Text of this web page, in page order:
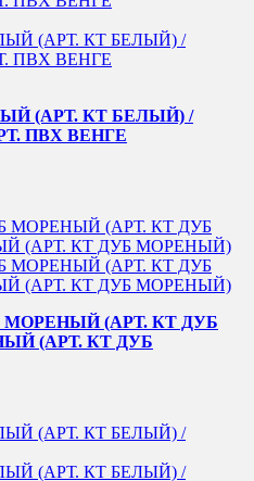
(АРТ. КТ БЕЛЫЙ) /
ПВХ ВЕНГЕ
МОРЕНЫЙ (АРТ. КТ ДУБ
(АРТ. КТ ДУБ